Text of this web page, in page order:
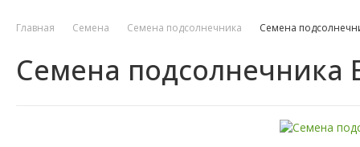
Главная Семена Семена подсолнечника Семена
Семена подсолнечника